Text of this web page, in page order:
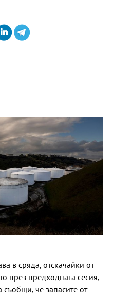
в сряда, отскачайки от
през предходната сесия,
съобщи, че запасите от